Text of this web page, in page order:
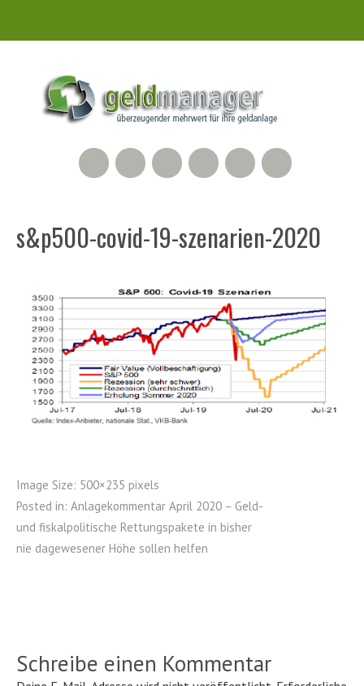
Facebook
500px
LinkedIn
Xing
RSS Feed
s&p500-covid-19-szenarien-2020
Image Size: 500×235 pixels
Posted in: Anlagekommentar April 2020 – Geld-
und fiskalpolitische Rettungspakete in bisher
nie dagewesener Höhe sollen helfen
Schreibe einen Kommentar